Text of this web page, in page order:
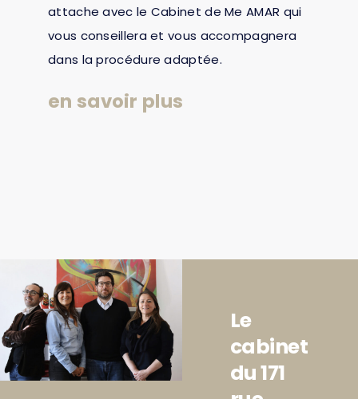
attache avec le Cabinet de Me AMAR qui
vous conseillera et vous accompagnera
dans la procédure adaptée.
en savoir plus
Le
cabinet
du 171